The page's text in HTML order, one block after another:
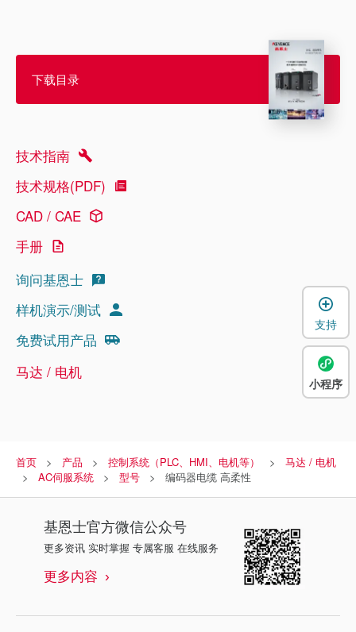
下载目录
技术指南
技术规格(PDF)
CAD / CAE
手册
询问基恩士
样机演示/测试
免费试用产品
马达 / 电机
首页 产品 控制系统（PLC、HMI、电机等）
马达 / 电机
AC伺服系统
型号 编码器电缆 高柔性
基恩士官方微信公众号
更多资讯 实时掌握 专属客服 在线服务
更多内容
支持
小程序